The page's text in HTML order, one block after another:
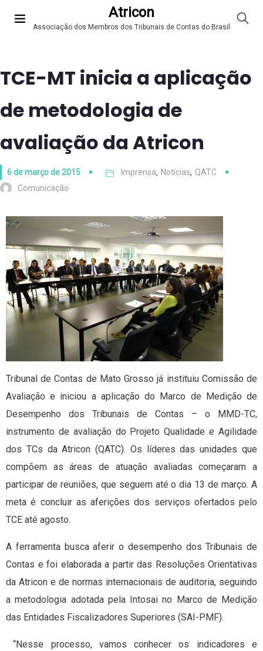
Atricon
Associação dos Membros dos Tribunais de Contas do Brasil
TCE-MT inicia a aplicação
de metodologia de
avaliação da Atricon
6 de março de 2015 Imprensa, Notícias, QATC
Comunicação
Tribunal de Contas de Mato Grosso já instituiu Comissão de
Avaliação e iniciou a aplicação do Marco de Medição de
Desempenho dos Tribunais de Contas – o MMD-TC,
instrumento de avaliação do Projeto Qualidade e Agilidade
dos TCs da Atricon (QATC). Os líderes das unidades que
compõem as áreas de atuação avaliadas começaram a
participar de reuniões, que seguem até o dia 13 de março. A
meta é concluir as aferições dos serviços ofertados pelo
TCE até agosto.
A ferramenta busca aferir o desempenho dos Tribunais de
Contas e foi elaborada a partir das Resoluções Orientativas
da Atricon e de normas internacionais de auditoria, seguindo
a metodologia adotada pela Intosai no Marco de Medição
das Entidades Fiscalizadores Superiores (SAI-PMF).
“Nesse processo, vamos conhecer os indicadores e